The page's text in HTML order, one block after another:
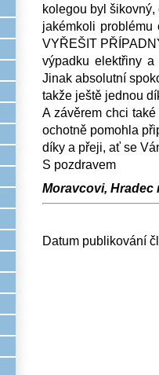
kolegou byl
jakémkoli
VYŘEŠIT
výpadku elektřiny
Jinak absolutní
takže ještě jednou
A závěrem chci
ochotně pomohla
díky a přeji, ať se
S pozdravem
Moravcovi, Hradec
Datum publikování